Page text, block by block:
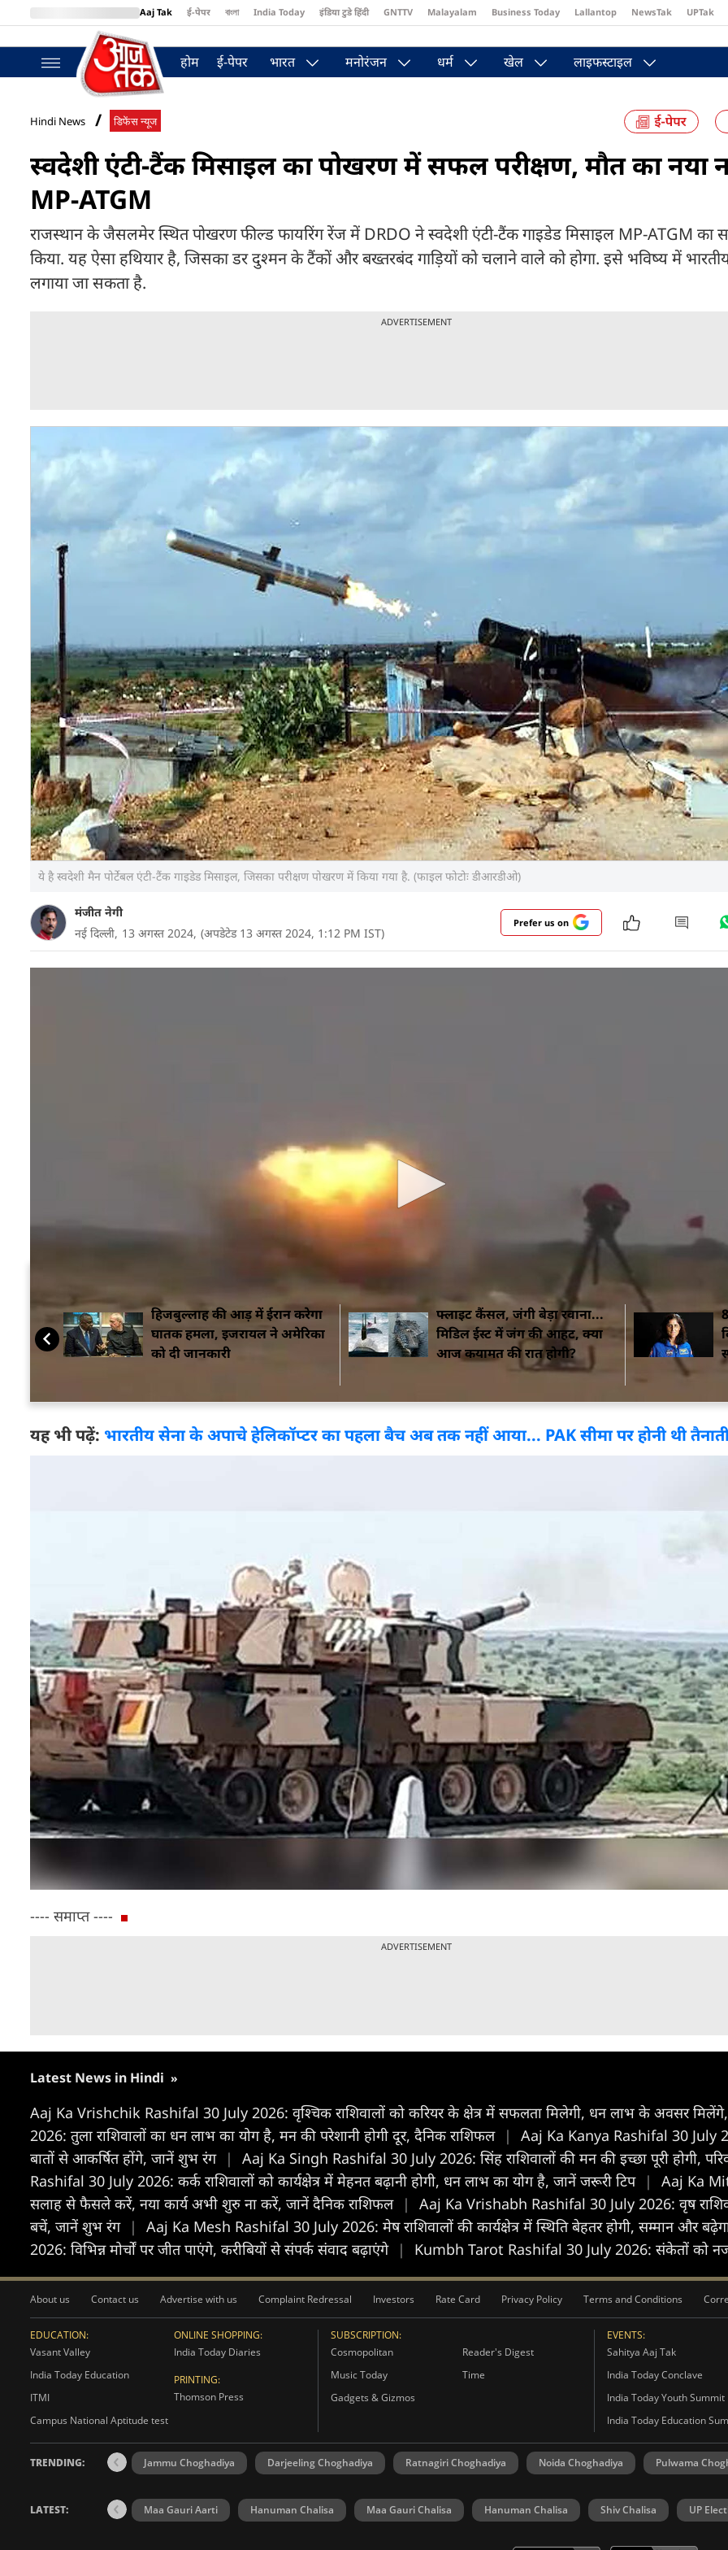
Aaj Tak ई-पेपर বাংলা India Today इंडिया टुडे हिंदी GNTTV Malayalam Business Today Lallantop NewsTak UPTak
BT Bazaar
होम ई-पेपर भारत मनोरंजन धर्म खेल लाइफस्टाइल
Hindi News डिफेंस न्यूज
स्वदेशी एंटी-टैंक मिसाइल का पोखरण में सफल परीक्षण, मौत का नया
MP-ATGM
राजस्थान के जैसलमेर स्थित पोखरण फील्ड फायरिंग रेंज में DRDO ने स्वदेशी एंटी-टैंक गाइडेड मिसाइल MP-ATGM का
किया. यह ऐसा हथियार है, जिसका डर दुश्मन के टैंकों और बख्तरबंद गाड़ियों को चलाने वाले को होगा. इसे भविष्य में
लगाया जा सकता है.
ADVERTISEMENT
ये है स्वदेशी मैन पोर्टेबल एंटी-टैंक गाइडेड मिसाइल, जिसका परीक्षण पोखरण में किया गया है. (फाइल फोटोः डीआरडीओ)
मंजीत नेगी
नई दिल्ली, 13 अगस्त 2024, (अपडेटेड 13 अगस्त 2024, 1:12 PM IST)
Prefer us on
भविष्य में इसे मुख्य युद्धक टैंक अर्जुन में भी तैनात किया जाएगा. पोखरण के परीक्षण में MPATGM ने पूरी सटीकता के साथ
निशाना लगाया. इस स्वदेशी एंटी-टैंक मिसाइल में टैंडम हाई एक्सप्लोसिव एंटी-टैंक (HEAT) हथियार लगा है, जो अत्याधुनिक
रिएक्टिव आर्मर (ERA) कवच वाले बख्तरबंद वाहनों को छेद सकता है. यानी आज के जमाने का कोई टैंक या बख्तरबंद
हिजबुल्लाह की आड़ में ईरान करेगा
घातक हमला, इजरायल ने अमेरिका
को दी जानकारी
फ्लाइट कैंसल, जंगी बेड़ा रवाना...
मिडिल ईस्ट में जंग की आहट, क्या
आज कयामत की रात होगी?
यह भी पढ़ें: भारतीय सेना के अपाचे हेलिकॉप्टर का पहला बैच अब तक नहीं आया... PAK सीमा पर होनी थी
---- समाप्त ----
ADVERTISEMENT
Latest News in Hindi »
Aaj Ka Vrishchik Rashifal 30 July 2026: वृश्चिक राशिवालों को करियर के क्षेत्र में सफलता मिलेगी, धन लाभ के अवसर
2026: तुला राशिवालों का धन लाभ का योग है, मन की परेशानी होगी दूर, दैनिक राशिफल |
Aaj Ka Kanya Rashifal 30 July
बातों से आकर्षित होंगे, जानें शुभ रंग | Aaj Ka Singh Rashifal 30 July 2026: सिंह राशिवालों की मन की इच्छा पूरी होगी,
Rashifal 30 July 2026: कर्क राशिवालों को कार्यक्षेत्र में मेहनत बढ़ानी होगी, धन लाभ का योग है, जानें जरूरी टिप |
Aaj Ka
सलाह से फैसले करें, नया कार्य अभी शुरु ना करें, जानें दैनिक राशिफल |
Aaj Ka Vrishabh Rashifal 30 July 2026: वृष
बचें, जानें शुभ रंग | Aaj Ka Mesh Rashifal 30 July 2026: मेष राशिवालों की कार्यक्षेत्र में स्थिति बेहतर होगी, सम्मान और
2026: विभिन्न मोर्चों पर जीत पाएंगे, करीबियों से संपर्क संवाद बढ़ाएंगे | Kumbh Tarot Rashifal 30 July 2026: संकेतों को
About us Contact us Advertise with us Complaint Redressal Investors Rate Card Privacy Policy Terms and Conditions
EDUCATION:
Vasant Valley
India Today Education
ITMI
Campus National Aptitude test
ONLINE SHOPPING:
India Today Diaries
PRINTING:
Thomson Press
SUBSCRIPTION:
Cosmopolitan
Reader's Digest
Music Today
Time
Gadgets & Gizmos
EVENTS:
Sahitya Aaj Tak
India Today Conclave
India Today Youth Summit
India Today Education
TRENDING: Jammu Choghadiya Darjeeling Choghadiya Ratnagiri Choghadiya Noida Choghadiya Pulwama
LATEST: Maa Gauri Aarti Hanuman Chalisa Maa Gauri Chalisa Hanuman Chalisa Shiv Chalisa UP